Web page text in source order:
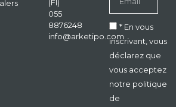
(FI)
055
8876248
info@arketipo.com
* En vous
inscrivant, vous
déclarez que
vous acceptez
notre politique
de